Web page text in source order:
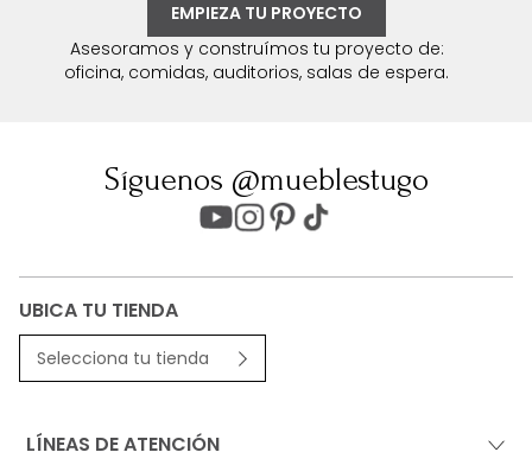
EMPIEZA TU PROYECTO
Asesoramos y construímos tu proyecto de:
oficina, comidas, auditorios, salas de espera.
Síguenos @mueblestugo
UBICA TU TIENDA
Selecciona tu tienda
LÍNEAS DE ATENCIÓN